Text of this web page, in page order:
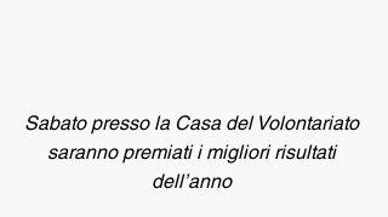
Sabato presso la Casa del Volontariato
saranno premiati i migliori risultati
dell’anno